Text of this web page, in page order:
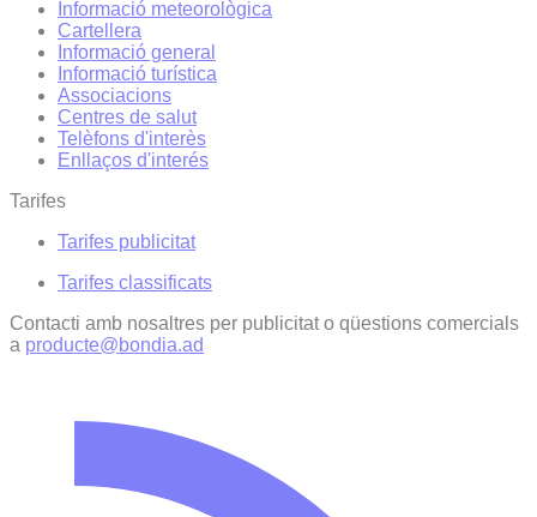
Informació meteorològica
Cartellera
Informació general
Informació turística
Associacions
Centres de salut
Telèfons d'interès
Enllaços d'interés
Tarifes
Tarifes publicitat
Tarifes classificats
Contacti amb nosaltres per publicitat o qüestions comercials
a producte@bondia.ad